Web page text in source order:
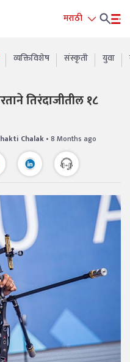
मराठी
व्यक्तिविशेष संस्कृती युवा
तिरंदाजीतील १८
Chalak• 8 Months ago